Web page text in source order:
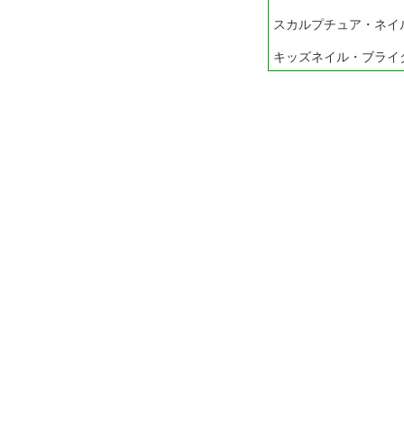
スカルプチュア・ネイ
キッズネイル・ブライ